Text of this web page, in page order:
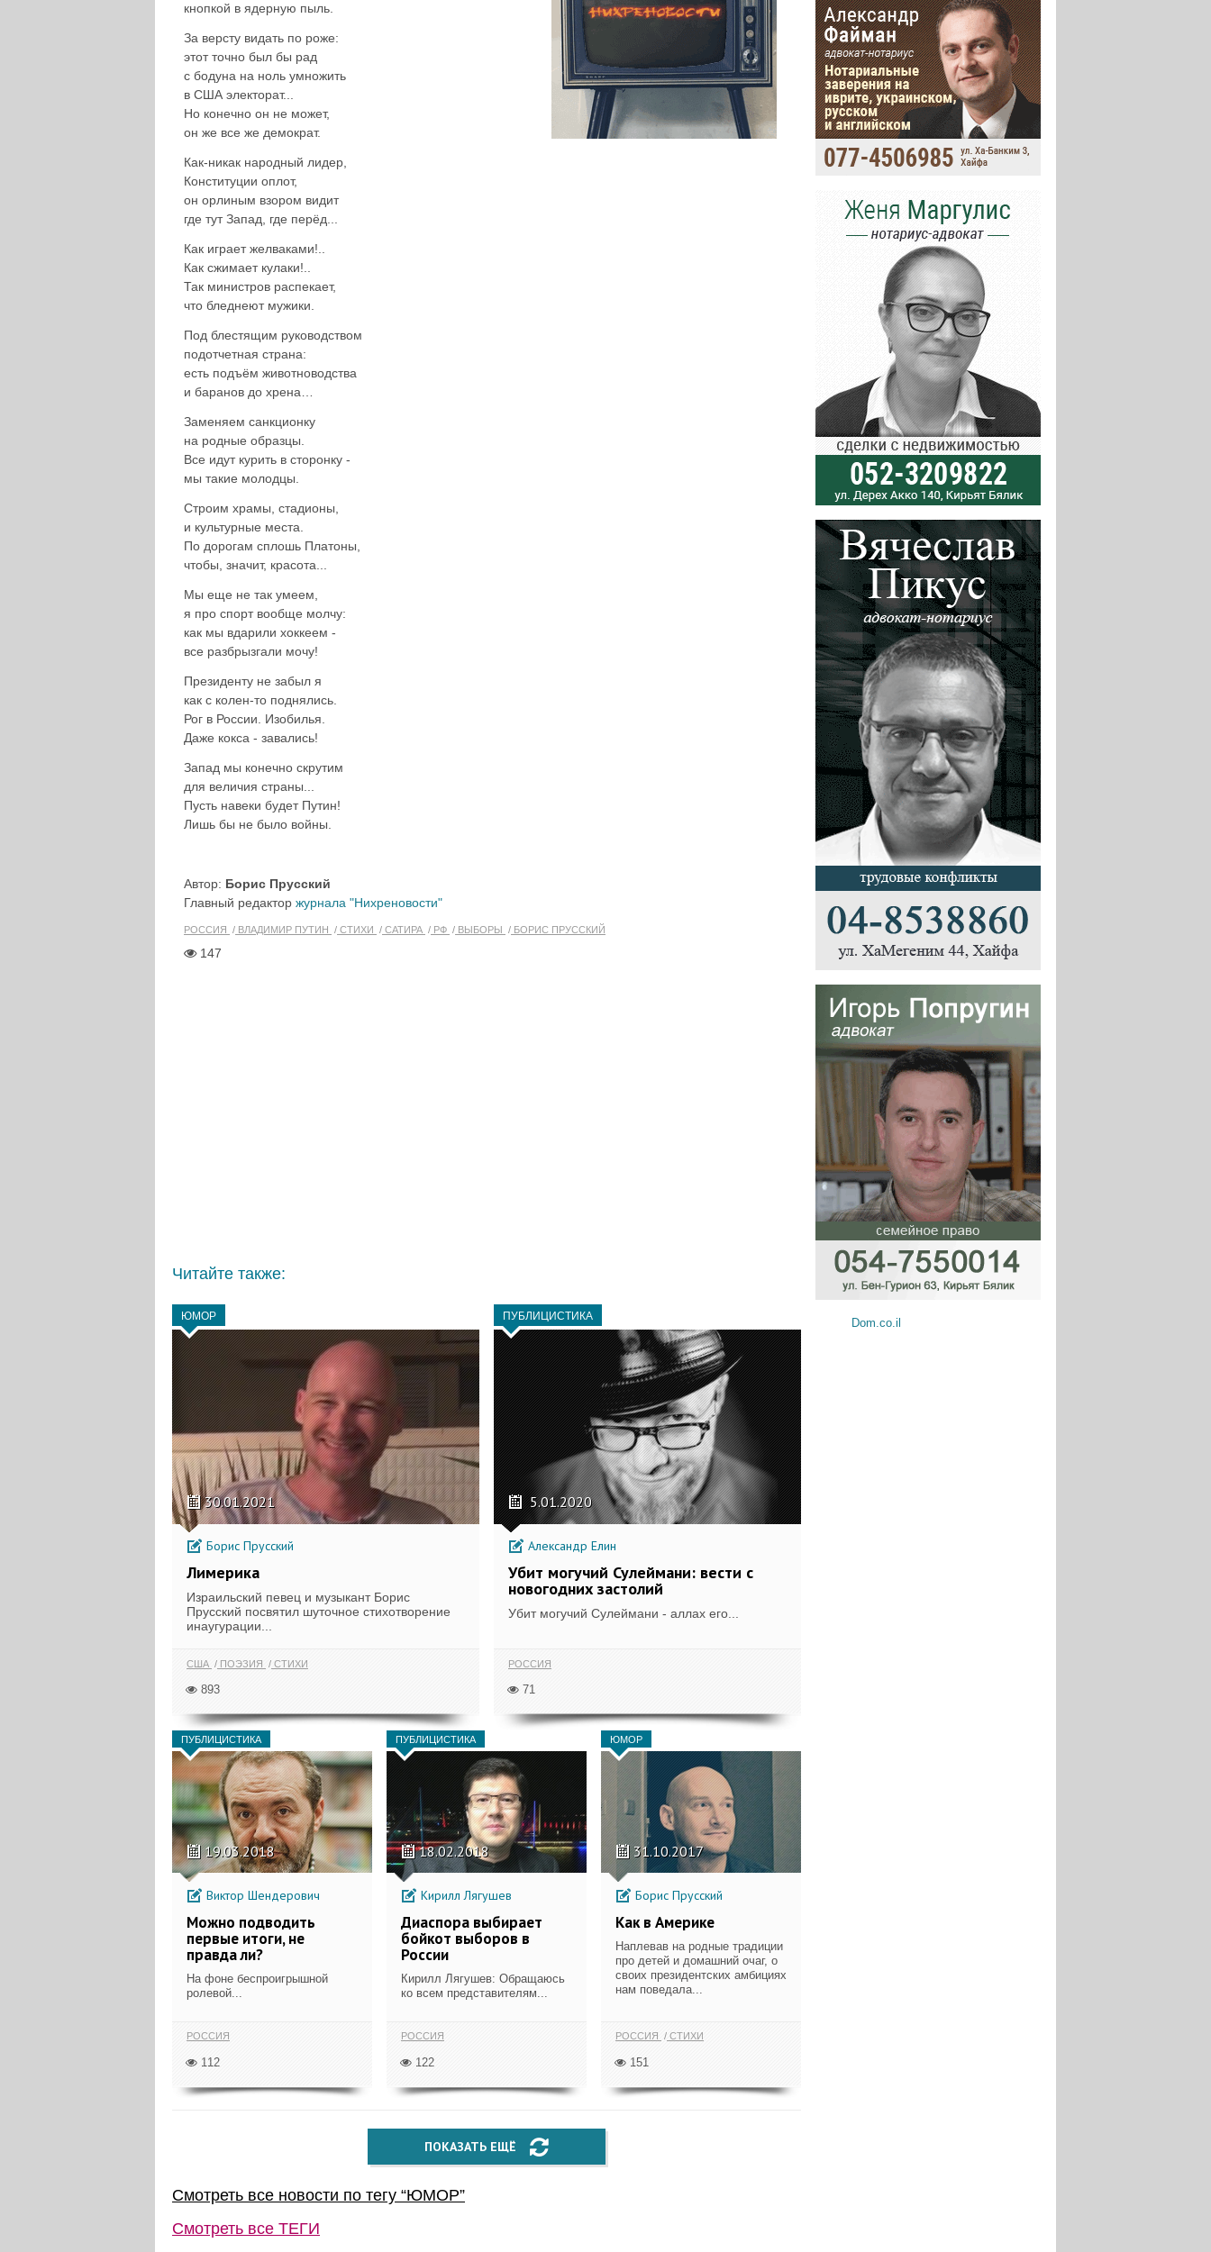
кнопкой в ядерную пыль.
За версту видать по роже:
этот точно был бы рад
с бодуна на ноль умножить
в США электорат...
Но конечно он не может,
он же все же демократ.
Как-никак народный лидер,
Конституции оплот,
он орлиным взором видит
где тут Запад, где перёд...
Как играет желваками!..
Как сжимает кулаки!..
Так министров распекает,
что бледнеют мужики.
Под блестящим руководством
подотчетная страна:
есть подъём животноводства
и баранов до хрена…
Заменяем санкционку
на родные образцы.
Все идут курить в сторонку -
мы такие молодцы.
Строим храмы, стадионы,
и культурные места.
По дорогам сплошь Платоны,
чтобы, значит, красота...
Мы еще не так умеем,
я про спорт вообще молчу:
как мы вдарили хоккеем -
все разбрызгали мочу!
Президенту не забыл я
как с колен-то поднялись.
Рог в России. Изобилья.
Даже кокса - завались!
Запад мы конечно скрутим
для величия страны...
Пусть навеки будет Путин!
Лишь бы не было войны.
Автор: Борис Прусский
Главный редактор журнала "Нихреновости"
РОССИЯ ВЛАДИМИР ПУТИН СТИХИ САТИРА РФ ВЫБОРЫ БОРИС ПРУССКИЙ
147
Читайте также:
ЮМОР
30.01.2021
Борис Прусский
Лимерика
Израильский певец и музыкант Борис
Прусский посвятил шуточное стихотворение
инаугурации...
США ПОЭЗИЯ СТИХИ
893
ПУБЛИЦИСТИКА
5.01.2020
Александр Елин
Убит могучий Сулеймани: вести с
новогодних застолий
Убит могучий Сулеймани - аллах его...
РОССИЯ
71
ПУБЛИЦИСТИКА
19.03.2018
Виктор Шендерович
Можно подводить
первые итоги, не
правда ли?
На фоне беспроигрышной
ролевой...
РОССИЯ
112
ПУБЛИЦИСТИКА
18.02.2018
Кирилл Лягушев
Диаспора выбирает
бойкот выборов в
России
Кирилл Лягушев: Обращаюсь
ко всем представителям...
РОССИЯ
122
ЮМОР
31.10.2017
Борис Прусский
Как в Америке
Наплевав на родные традиции
про детей и домашний очаг, о
своих президентских амбициях
нам поведала...
РОССИЯ СТИХИ
151
ПОКАЗАТЬ ЕЩЁ
Смотреть все новости по тегу “ЮМОР”
Смотреть все ТЕГИ
Dom.co.il